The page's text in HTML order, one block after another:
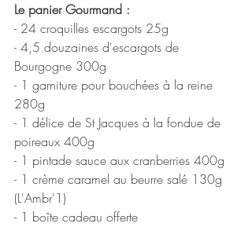
Le panier Gourmand :
- 24 croquilles escargots 25g
- 4,5 douzaines d'escargots de
Bourgogne 300g
- 1 garniture pour bouchées à la reine
280g
- 1 délice de St Jacques à la fondue de
poireaux 400g
- 1 pintade sauce aux cranberries 400g
- 1 crème caramel au beurre salé 130g
(L'Ambr'1)
- 1 boîte cadeau offerte